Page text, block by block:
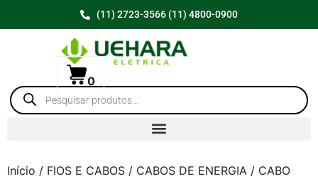
(11) 2723-3566 (11) 4800-0900
0
Início / FIOS E CABOS / CABOS DE ENERGIA / CABO